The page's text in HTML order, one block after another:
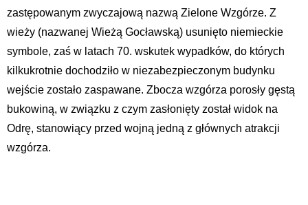
zastępowanym zwyczajową nazwą Zielone Wzgórze. Z
wieży (nazwanej Wieżą Gocławską) usunięto niemieckie
symbole, zaś w latach 70. wskutek wypadków, do których
kilkukrotnie dochodziło w niezabezpieczonym budynku
wejście zostało zaspawane. Zbocza wzgórza porosły gęstą
bukowiną, w związku z czym zasłonięty został widok na
Odrę, stanowiący przed wojną jedną z głównych atrakcji
wzgórza.